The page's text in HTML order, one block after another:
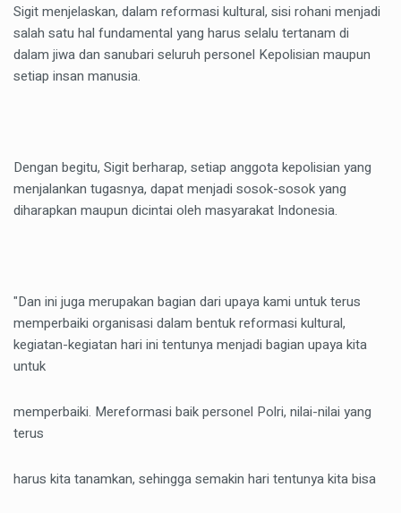
Sigit menjelaskan, dalam reformasi kultural, sisi rohani menjadi
salah satu hal fundamental yang harus selalu tertanam di
dalam jiwa dan sanubari seluruh personel Kepolisian maupun
setiap insan manusia.
Dengan begitu, Sigit berharap, setiap anggota kepolisian yang
menjalankan tugasnya, dapat menjadi sosok-sosok yang
diharapkan maupun dicintai oleh masyarakat Indonesia.
"Dan ini juga merupakan bagian dari upaya kami untuk terus
memperbaiki organisasi dalam bentuk reformasi kultural,
kegiatan-kegiatan hari ini tentunya menjadi bagian upaya kita
untuk
memperbaiki. Mereformasi baik personel Polri, nilai-nilai yang
terus
harus kita tanamkan, sehingga semakin hari tentunya kita bisa